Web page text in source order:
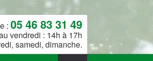
: 05 46 83 31 49
vendredi : 14h à 17h
samedi, dimanche.